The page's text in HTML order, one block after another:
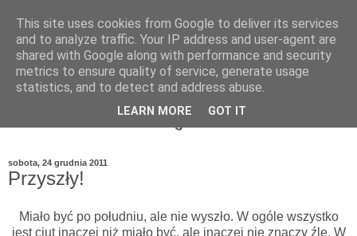
sobota, 24 grudnia 2011
Przyszły!
Miało być po południu, ale nie wyszło. W ogóle wszystko
jest ciut inaczej niż miało być, ale inaczej nie znaczy źle. W
This site uses cookies from Google to deliver its services
and to analyze traffic. Your IP address and user-agent are
shared with Google along with performance and security
metrics to ensure quality of service, generate usage
statistics, and to detect and address abuse.
LEARN MORE GOT IT